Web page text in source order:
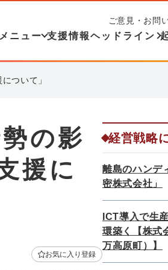
ニュー 支援情報ヘッドライン
ご意見・お問
ついて」
の影
援に
お気に入り登録
経営戦略
離島のハンデ
密株式会社」
ICT導入で生
環築く【株式
万高原町）】